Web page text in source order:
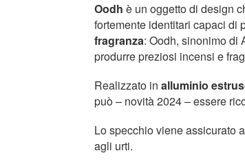
Oodh è un oggetto di design
fortemente identitari capaci di
fragranza: Oodh, sinonimo di
produrre preziosi incensi e
Realizzato in alluminio
può– novità 2024–essere
Lo specchio viene assicurato
agli urti.